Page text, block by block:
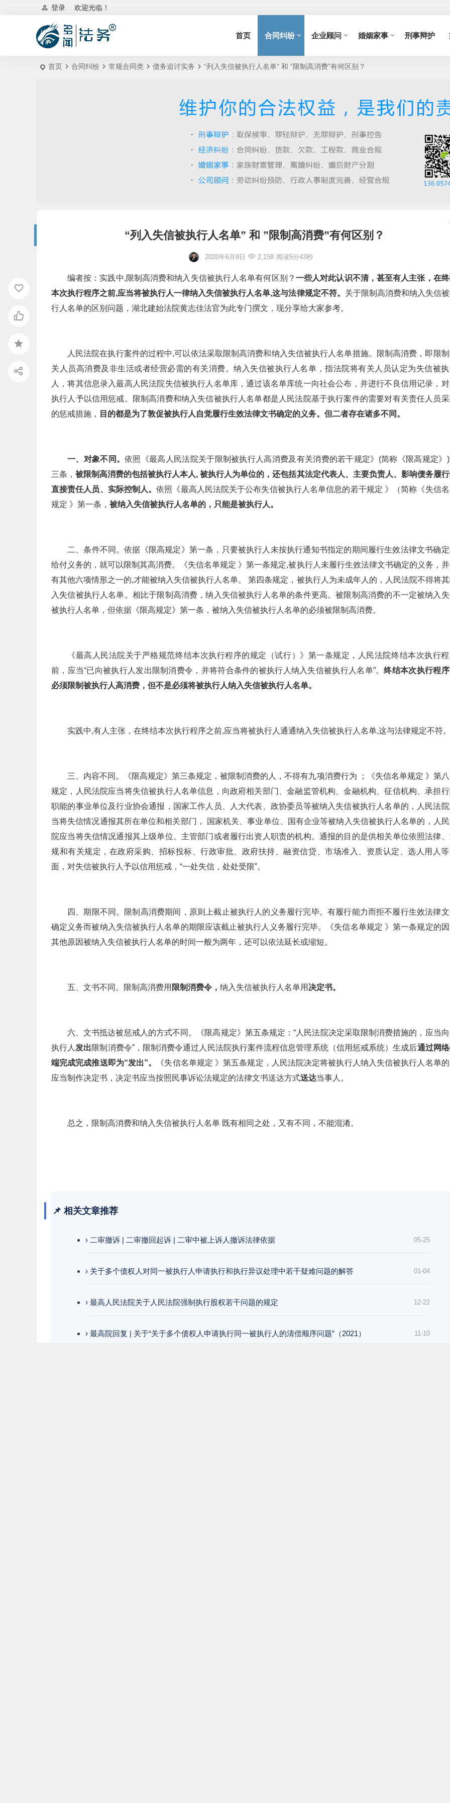
欢迎光临！
登录
首页 合同纠纷 企业顾问 婚姻家事 刑事辩护
首页 合同纠纷 常规合同类 债务追讨实务 “列入失信被执行人名单” 和 ”限制高消费”有何区别？
“列入失信被执行人名单” 和 ”限制高消费”有何区别？
2020年6月9日 2,158 阅读5分43秒
编者按：实践中,限制高消费和纳入失信被执行人名单有何区别？ 一些人对此认识不清，甚至有人主张，在
本次执行程序之前,应当将被执行人一律纳入失信被执行人名单,这与法律规定不符。 关于限制高消费和纳入失信被
行人名单的区别问题，湖北建始法院黄志佳法官为此专门撰文，现分享给大家参考。
人民法院在执行案件的过程中,可以依法采取限制高消费和纳入失信被执行人名单措施。限制高消费，即限
关人员高消费及非生活或者经营必需的有关消费。纳入失信被执行人名单，指法院将有关人员认定为失信被
人，将其信息录入最高人民法院失信被执行人名单库，通过该名单库统一向社会公布，并进行不良信用记录，
执行人予以信用惩戒。限制高消费和纳入失信被执行人名单都是人民法院基于执行案件的需要对有关责任人员采
的惩戒措施，
目的都是为了敦促被执行人自觉履行生效法律文书确定的义务。但二者存在诸多不同。
一、对象不同。依照《最高人民法院关于限制被执行人高消费及有关消费的若干规定》(简称《限高规定》
三条，被限制高消费的包括被执行人本人, 被执行人为单位的，还包括其法定代表人、主要负责人、影响债务履
直接责任人员、实际控制人。依照《最高人民法院关于公布失信被执行人名单信息的若干规定 》（简称《失信
规定 》第一条， 被纳入失信被执行人名单的，只能是被执行人。
二、条件不同。依据《限高规定》第一条，只要被执行人未按执行通知书指定的期间履行生效法律文书确
给付义务的，就可以限制其高消费。《失信名单规定 》第一条规定,被执行人未履行生效法律文书确定的义务，
有其他六项情形之一的,才能被纳入失信被执行人名单。 第四条规定，被执行人为未成年人的，人民法院不得将
入失信被执行人名单。相比于限制高消费，纳入失信被执行人名单的条件更高。被限制高消费的不一定被纳入
被执行人名单，但依据《限高规定》第一条，被纳入失信被执行人名单的必须被限制高消费。
《最高人民法院关于严格规范终结本次执行程序的规定（试行）》第一条规定，人民法院终结本次执行
前，应当“已向被执行人发出限制消费令，并将符合条件的被执行人纳入失信被执行人名单”。终结本次执行程
必须限制被执行人高消费，但不是必须将被执行人纳入失信被执行人名单。
实践中,有人主张，在终结本次执行程序之前,应当将被执行人通通纳入失信被执行人名单,这与法律规定不符。
三、内容不同。《限高规定》第三条规定，被限制消费的人，不得有九项消费行为 ；《失信名单规定 》第
规定，人民法院应当将失信被执行人名单信息，向政府相关部门、金融监管机构、金融机构、征信机构、承担
职能的事业单位及行业协会通报，国家工作人员、人大代表、政协委员等被纳入失信被执行人名单的，人民法
当将失信情况通报其所在单位和相关部门， 国家机关、事业单位、国有企业等被纳入失信被执行人名单的，人
院应当将失信情况通报其上级单位、主管部门或者履行出资人职责的机构。通报的目的是供相关单位依照法律
规和有关规定，在政府采购、招标投标、行政审批、政府扶持、融资信贷、市场准入、资质认定、选人用人
面，对失信被执行人予以信用惩戒，“一处失信，处处受限”。
四、期限不同。限制高消费期间，原则上截止被执行人的义务履行完毕。有履行能力而拒不履行生效法律
确定义务而被纳入失信被执行人名单的期限应该截止被执行人义务履行完毕。《失信名单规定 》第一条规定的
其他原因被纳入失信被执行人名单的时间一般为两年，还可以依法延长或缩短。
五、文书不同。限制高消费用 限制消费令， 纳入失信被执行人名单用 决定书。
六、文书抵达被惩戒人的方式不同。《限高规定》第五条规定：“人民法院决定采取限制消费措施的，应当
执行人发出限制消费令”，限制消费令通过人民法院执行案件流程信息管理系统（信用惩戒系统）生成后通过网
端完成完成推送即为“发出”。
《失信名单规定 》第五条规定，人民法院决定将被执行人纳入失信被执行人名单的
应当制作决定书，决定书应当按照民事诉讼法规定的法律文书送达方式送达当事人。
总之，限制高消费和纳入失信被执行人名单 既有相同之处，又有不同，不能混淆。
📌 相关文章推荐
› 二审撤诉 | 二审撤回起诉 | 二审中被上诉人撤诉法律依据 05-25
› 关于多个债权人对同一被执行人申请执行和执行异议处理中若干疑难问题的解答 01-04
› 最高人民法院关于人民法院强制执行股权若干问题的规定 12-22
› 最高院回复 | 关于“关于多个债权人申请执行同一被执行人的清偿顺序问题”（2021） 11-10